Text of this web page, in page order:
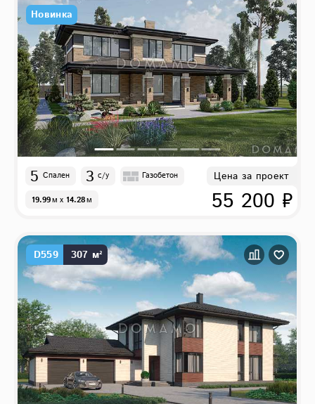
Новинка
5 Спален 3 с/у Газобетон
19.99м x 14.28м
Цена за проект
55 200 ₽
D559 307 м²